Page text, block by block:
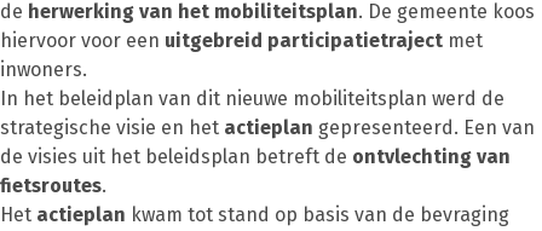
de herwerking van het mobiliteitsplan. De gemeente koos
hiervoor voor een uitgebreid participatietraject met
inwoners.
In het beleidplan van dit nieuwe mobiliteitsplan werd de
strategische visie en het actieplan gepresenteerd. Een van
de visies uit het beleidsplan betreft de ontvlechting van
fietsroutes.
Het actieplan kwam tot stand op basis van de bevraging